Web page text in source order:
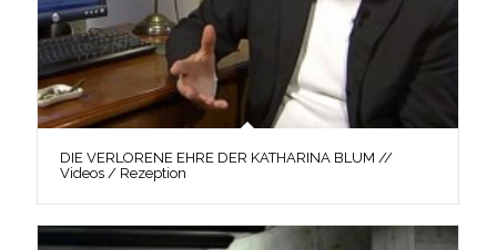
DIE VERLORENE EHRE DER KATHARINA BLUM //
Videos / Rezeption